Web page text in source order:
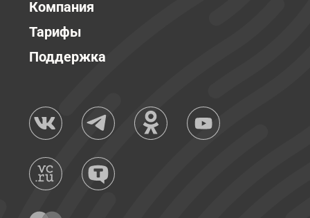
Компания
Тарифы
Поддержка